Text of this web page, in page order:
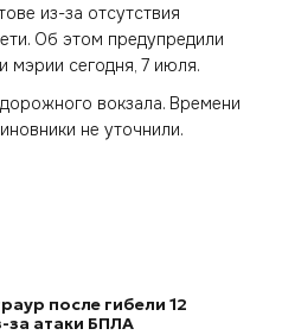
из-за отсутствия
Об этом предупредили
мэрии сегодня, 7 июля.
вокзала. Времени
не уточнили.
после гибели 12
за атаки БПЛА